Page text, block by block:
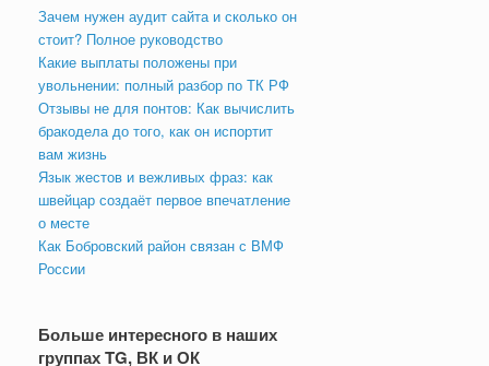
Зачем нужен аудит сайта и сколько он
стоит? Полное руководство
Какие выплаты положены при
увольнении: полный разбор по ТК РФ
Отзывы не для понтов: Как вычислить
бракодела до того, как он испортит
вам жизнь
Язык жестов и вежливых фраз: как
швейцар создаёт первое впечатление
о месте
Как Бобровский район связан с ВМФ
России
Больше интересного в наших
группах TG, ВК и ОК